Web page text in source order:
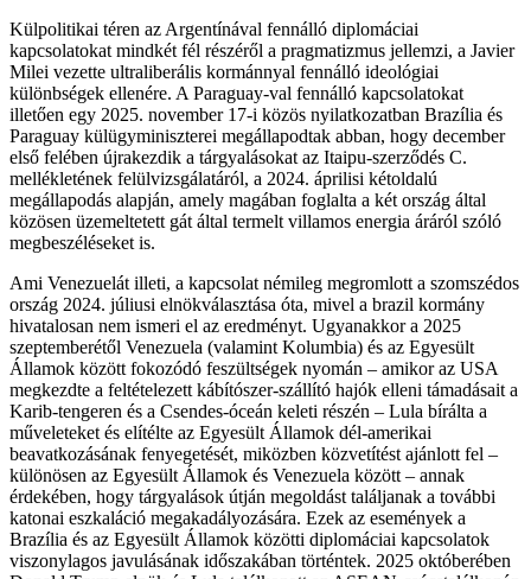
Külpolitikai téren az Argentínával fennálló diplomáciai
kapcsolatokat mindkét fél részéről a pragmatizmus jellemzi, a Javier
Milei vezette ultraliberális kormánnyal fennálló ideológiai
különbségek ellenére. A Paraguay-val fennálló kapcsolatokat
illetően egy 2025. november 17-i közös nyilatkozatban Brazília és
Paraguay külügyminiszterei megállapodtak abban, hogy december
első felében újrakezdik a tárgyalásokat az Itaipu-szerződés C.
mellékletének felülvizsgálatáról, a 2024. áprilisi kétoldalú
megállapodás alapján, amely magában foglalta a két ország által
közösen üzemeltetett gát által termelt villamos energia áráról szóló
megbeszéléseket is.
Ami Venezuelát illeti, a kapcsolat némileg megromlott a szomszédos
ország 2024. júliusi elnökválasztása óta, mivel a brazil kormány
hivatalosan nem ismeri el az eredményt. Ugyanakkor a 2025
szeptemberétől Venezuela (valamint Kolumbia) és az Egyesült
Államok között fokozódó feszültségek nyomán – amikor az USA
megkezdte a feltételezett kábítószer-szállító hajók elleni támadásait a
Karib-tengeren és a Csendes-óceán keleti részén – Lula bírálta a
műveleteket és elítélte az Egyesült Államok dél-amerikai
beavatkozásának fenyegetését, miközben közvetítést ajánlott fel –
különösen az Egyesült Államok és Venezuela között – annak
érdekében, hogy tárgyalások útján megoldást találjanak a további
katonai eszkaláció megakadályozására. Ezek az események a
Brazília és az Egyesült Államok közötti diplomáciai kapcsolatok
viszonylagos javulásának időszakában történtek. 2025 októberében